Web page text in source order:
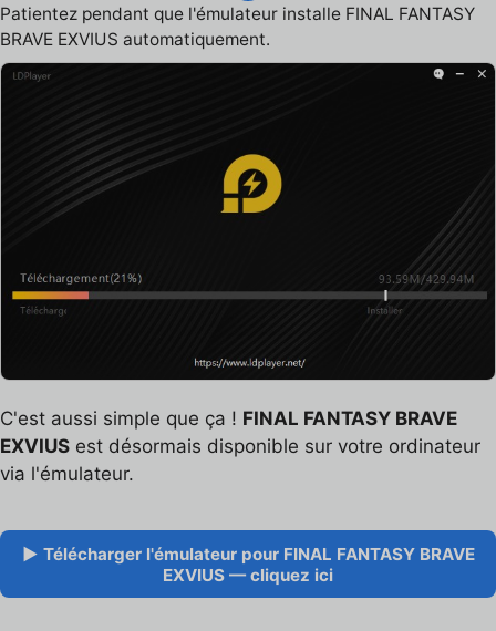
Patientez pendant que l'émulateur installe FINAL FANTASY
BRAVE EXVIUS automatiquement.
C'est aussi simple que ça ! FINAL FANTASY BRAVE
EXVIUS est désormais disponible sur votre ordinateur
via l'émulateur.
▶ Télécharger l'émulateur pour FINAL FANTASY BRAVE
EXVIUS — cliquez ici